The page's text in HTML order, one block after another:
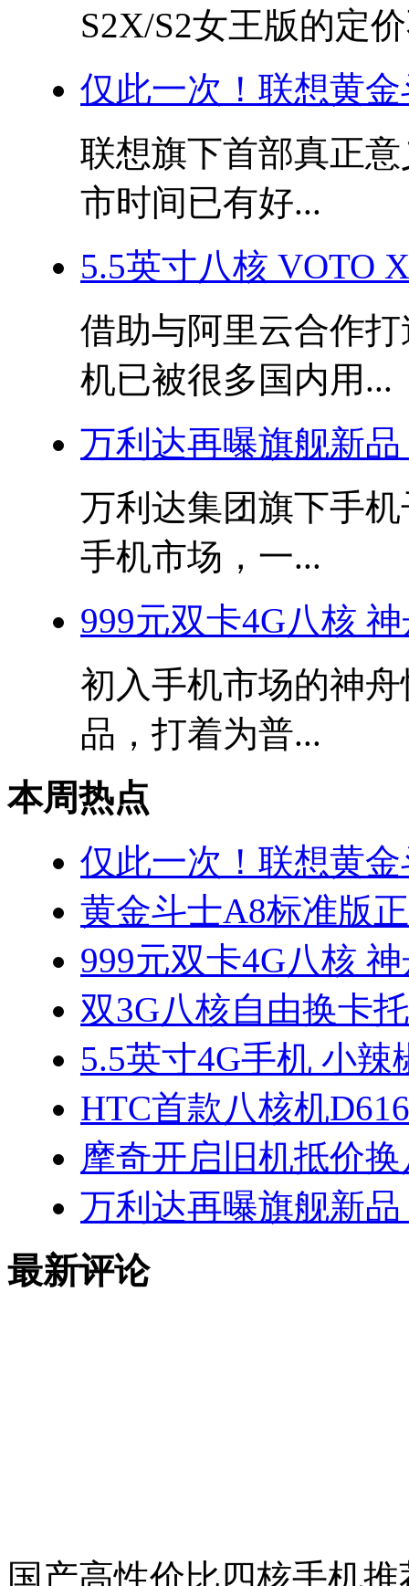
S2X/S2女王版的定
仅此一次！联想黄
联想旗下首部真正
市时间已有好...
5.5英寸八核 VOTO
借助与阿里云合作
机已被很多国内用...
万利达再曝旗舰新
万利达集团旗下手
手机市场，一...
999元双卡4G八核
初入手机市场的神
品，打着为普...
本周热点
仅此一次！联想黄
黄金斗士A8标准版
999元双卡4G八核
双3G八核自由换卡
5.5英寸4G手机 小
HTC首款八核机
摩奇开启旧机抵价
万利达再曝旗舰新
最新评论
国产高性价比四核手机推